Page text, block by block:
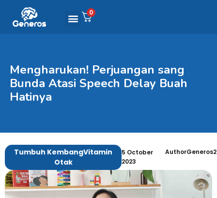
0
Mengharukan! Perjuangan sang
Bunda Atasi Speech Delay Buah
Hatinya
Tumbuh KembangVitamin
Otak
5 October
2023
AuthorGeneros2